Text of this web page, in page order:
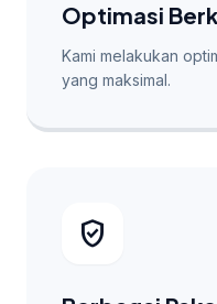
Optimasi
Kami melakukan
yang maksimal.
verified_user